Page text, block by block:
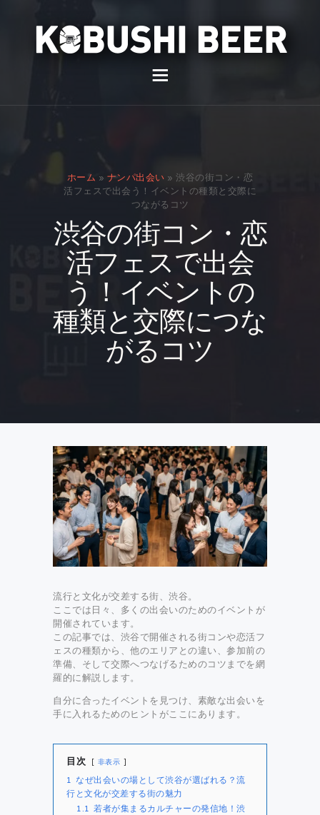
ホーム » ナンパ出会い » 渋谷の街コン・恋
活フェスで出会う！イベントの種類と交際に
つながるコツ
渋谷の街コン・恋
活フェスで出会
う！イベントの
種類と交際につな
がるコツ
貸切
通販
スタッフ募集
問い合わせ
流行と文化が交差する街、渋谷。
ここでは日々、多くの出会いのためのイベントが
開催されています。
この記事では、渋谷で開催される街コンや恋活フ
ェスの種類から、他のエリアとの違い、参加前の
準備、そして交際へつなげるためのコツまでを網
羅的に解説します。
自分に合ったイベントを見つけ、素敵な出会いを
手に入れるためのヒントがここにあります。
目次 非表示
1 なぜ出会いの場として渋谷が選ばれる？流
行と文化が交差する街の魅力
1.1 若者が集まるカルチャーの発信地！渋